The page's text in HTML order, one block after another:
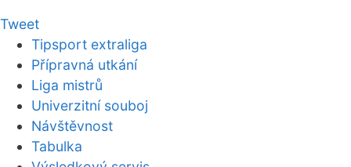
Tweet
Tipsport extraliga
Přípravná utkání
Liga mistrů
Univerzitní souboj
Návštěvnost
Tabulka